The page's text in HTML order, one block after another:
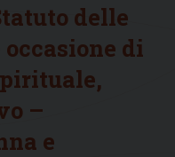
delle
di
–
e